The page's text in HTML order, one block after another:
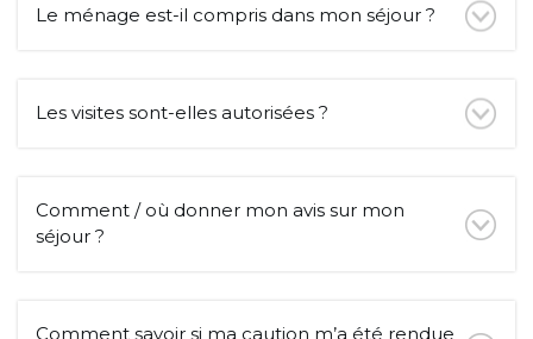
Le ménage est-il compris dans mon séjour ?
Les visites sont-elles autorisées ?
Comment / où donner mon avis sur mon
séjour ?
Comment savoir si ma caution m’a été rendue